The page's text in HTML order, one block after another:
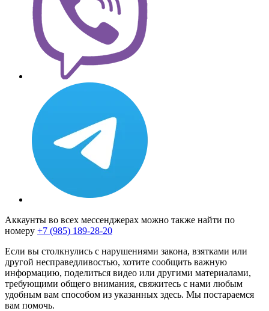
Аккаунты во всех мессенджерах можно также найти по
номеру +7 (985) 189-28-20
Если вы столкнулись с нарушениями закона, взятками или
другой несправедливостью, хотите сообщить важную
информацию, поделиться видео или другими материалами,
требующими общего внимания, свяжитесь с нами любым
удобным вам способом из указанных здесь. Мы постараемся
вам помочь.